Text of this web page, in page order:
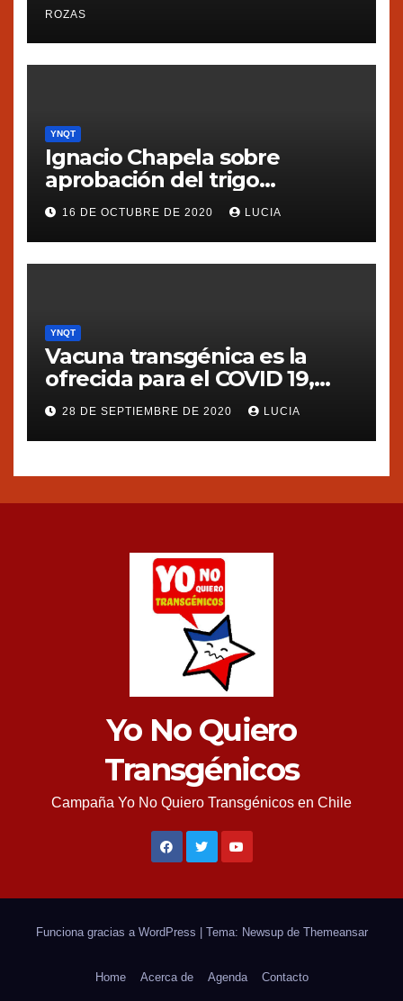
ROZAS
YNQT
Ignacio Chapela sobre
aprobación del trigo
transgénico en Argentina
16 DE OCTUBRE DE 2020 LUCIA
YNQT
Vacuna transgénica es la
ofrecida para el COVID 19,
dice Silvia Ribeiro de ETC
group
28 DE SEPTIEMBRE DE 2020 LUCIA
Yo No Quiero
Transgénicos
Campaña Yo No Quiero Transgénicos en Chile
Funciona gracias a WordPress Tema: Newsup de Themeansar
Home Acerca de Agenda Contacto